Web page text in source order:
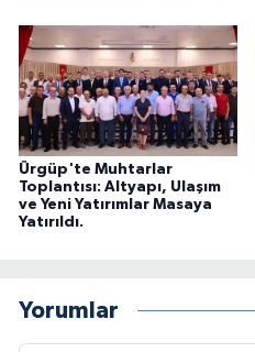
Ürgüp'te Muhtarlar
Toplantısı: Altyapı, Ulaşım
ve Yeni Yatırımlar Masaya
Yatırıldı.
Yorumlar